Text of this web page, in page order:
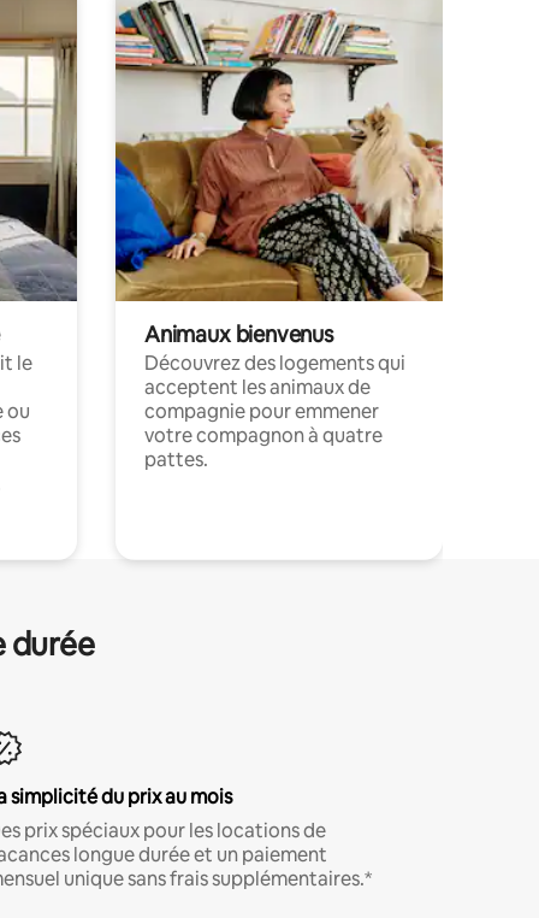
le
ou
Animaux bienvenus
Découvrez des logements qui
acceptent les animaux de
compagnie pour emmener
votre compagnon à quatre
pattes.
durée
simplicité du prix au mois
prix spéciaux pour les locations de
longue durée et un paiement
unique sans frais supplémentaires.*